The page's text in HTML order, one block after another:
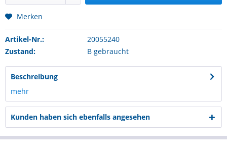
Merken
Artikel-Nr.:
20055240
Zustand:
B gebraucht
Beschreibung
mehr
Kunden haben sich ebenfalls angesehen